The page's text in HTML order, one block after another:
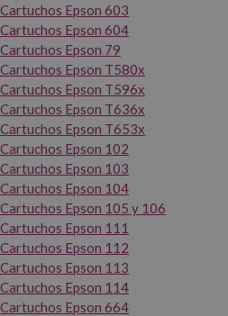
Cartuchos Epson 603
Cartuchos Epson 604
Cartuchos Epson 79
Cartuchos Epson T580x
Cartuchos Epson T596x
Cartuchos Epson T636x
Cartuchos Epson T653x
Cartuchos Epson 102
Cartuchos Epson 103
Cartuchos Epson 104
Cartuchos Epson 105 y 106
Cartuchos Epson 111
Cartuchos Epson 112
Cartuchos Epson 113
Cartuchos Epson 114
Cartuchos Epson 664